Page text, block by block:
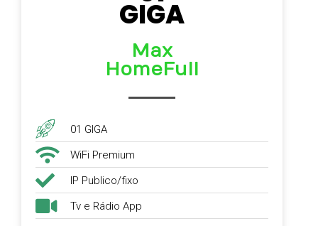
GIGA
Max
HomeFull
01 GIGA
WiFi Premium
IP Publico/fixo
Tv e Rádio App